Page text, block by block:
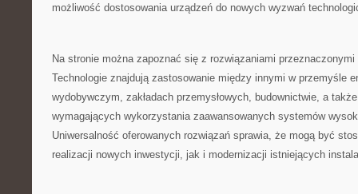
możliwość dostosowania urządzeń do nowych wyzwań
Na stronie można zapoznać się z rozwiązaniami przeznaczonymi
Technologie znajdują zastosowanie między innymi w przemyśle
wydobywczym, zakładach przemysłowych, budownictwie, a
wymagających wykorzystania zaawansowanych systemów
Uniwersalność oferowanych rozwiązań sprawia, że mogą być
realizacji nowych inwestycji, jak i modernizacji istniejących